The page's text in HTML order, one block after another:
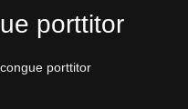
porttitor
porttitor